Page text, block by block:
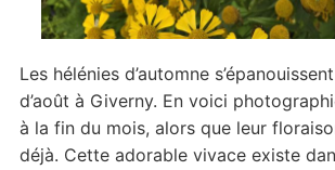
Les hélénies d’automne
d’août à Giverny. En voici
à la fin du mois, alors que leur
déjà. Cette adorable vivace existe